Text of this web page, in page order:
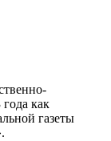
года как
газеты